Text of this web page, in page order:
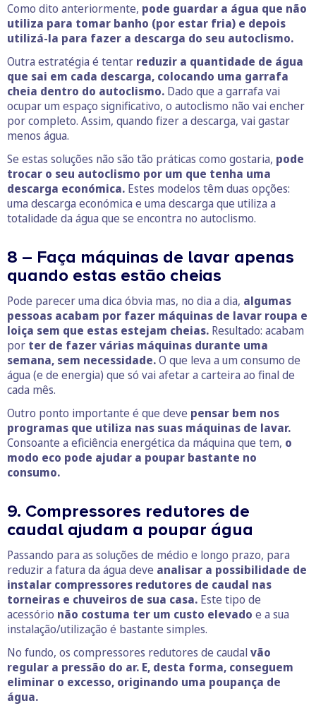
Como dito anteriormente, pode guardar a água que não
utiliza para tomar banho (por estar fria) e depois
utilizá-la para fazer a descarga do seu autoclismo.
Outra estratégia é tentar reduzir a quantidade de água
que sai em cada descarga, colocando uma garrafa
cheia dentro do autoclismo. Dado que a garrafa vai
ocupar um espaço significativo, o autoclismo não vai encher
por completo. Assim, quando fizer a descarga, vai gastar
menos água.
Se estas soluções não são tão práticas como gostaria, pode
trocar o seu autoclismo por um que tenha uma
descarga económica. Estes modelos têm duas opções:
uma descarga económica e uma descarga que utiliza a
totalidade da água que se encontra no autoclismo.
8 – Faça máquinas de lavar apenas
quando estas estão cheias
Pode parecer uma dica óbvia mas, no dia a dia, algumas
pessoas acabam por fazer máquinas de lavar roupa e
loiça sem que estas estejam cheias. Resultado: acabam
por ter de fazer várias máquinas durante uma
semana, sem necessidade.O que leva a um consumo de
água (e de energia) que só vai afetar a carteira ao final de
cada mês.
Outro ponto importante é que deve pensar bem nos
programas que utiliza nas suas máquinas de lavar.
Consoante a eficiência energética da máquina que tem, o
modo eco pode ajudar a poupar bastante no
consumo.
9. Compressores redutores de
caudal ajudam a poupar água
Passando para as soluções de médio e longo prazo, para
reduzir a fatura da água deve analisar a possibilidade de
instalar compressores redutores de caudal nas
torneiras e chuveiros de sua casa. Este tipo de
acessório não costuma ter um custo elevado e a sua
instalação/utilização é bastante simples.
No fundo, os compressores redutores de caudal vão
regular a pressão do ar. E, desta forma, conseguem
eliminar o excesso, originando uma poupança de
água.